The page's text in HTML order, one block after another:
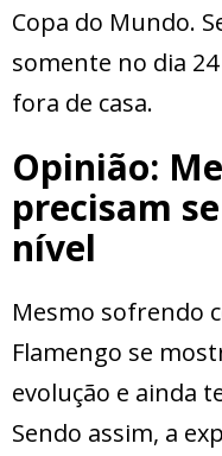
Copa do Mundo.
somente no dia
fora de casa.
Opinião:
precisam
nível
Mesmo sofrendo
Flamengo se
evolução e ainda
Sendo assim, a